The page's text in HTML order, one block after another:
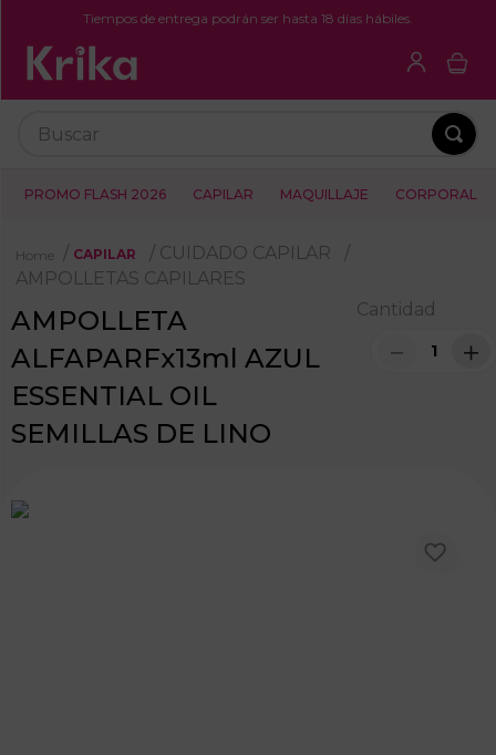
Tiempos de entrega podrán ser hasta 18 días hábiles.
PROMO FLASH 2026 CAPILAR MAQUILLAJE CORPORAL
CAPILAR
CUIDADO CAPILAR
AMPOLLETAS CAPILARES
AMPOLLETA
ALFAPARFx13ml AZUL
ESSENTIAL OIL
SEMILLAS DE LINO
Cantidad
＋
－